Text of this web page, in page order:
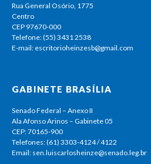
Rua General Osório, 1775
Centro
CEP 97670-000
Telefone: (55) 3431 2538
E-mail: escritorioheinzesb@gmail.com
GABINETE BRASÍLIA
Senado Federal – Anexo II
Ala Afonso Arinos – Gabinete 05
CEP: 70165-900
Telefones: (61) 3303-4124 / 4122
Email: sen.luiscarlosheinze@senado.leg.br